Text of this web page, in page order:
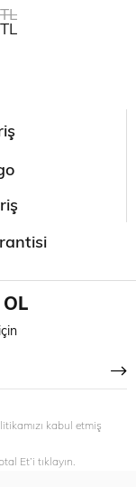
kabul etmiş
Et’i tıklayın.